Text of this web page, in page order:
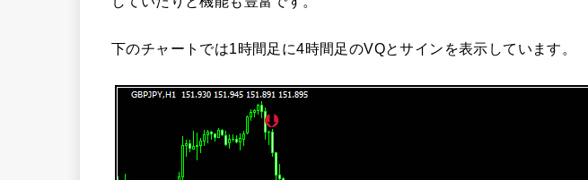
下のチャートでは1時間足に4時間足のVQとサインを表示しています。